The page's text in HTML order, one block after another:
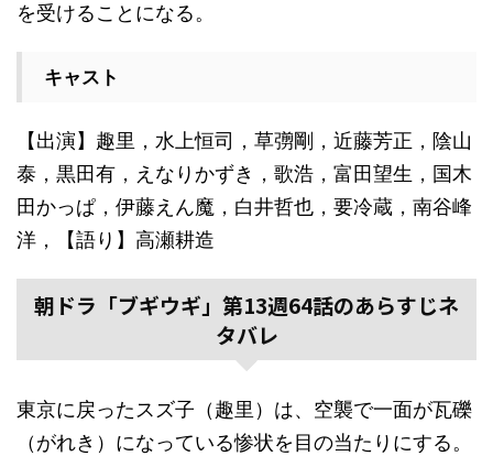
を受けることになる。
キャスト
【出演】趣里，水上恒司，草彅剛，近藤芳正，陰山
泰，黒田有，えなりかずき，歌浩，富田望生，国木
田かっぱ，伊藤えん魔，白井哲也，要冷蔵，南谷峰
洋，【語り】高瀬耕造
朝ドラ「ブギウギ」第13週64話のあらすじネ
タバレ
東京に戻ったスズ子（趣里）は、空襲で一面が瓦礫
（がれき）になっている惨状を目の当たりにする。